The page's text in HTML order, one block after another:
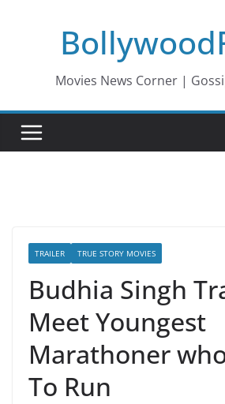
Movies News Corner |
TRAILER TRUE STORY MOVIES
Budhia Singh
Meet Youngest
Marathoner
To Run